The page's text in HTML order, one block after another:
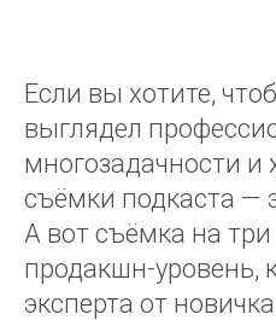
Если вы хотите,
выглядел
многозадачности и
съёмки подкаста —
А вот съёмка на
продакшн-уровень,
эксперта от